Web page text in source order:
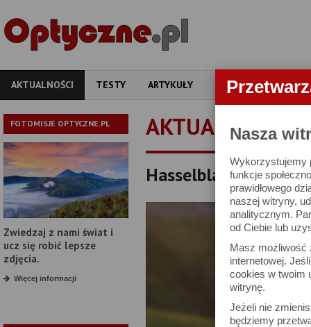
Nasza
Wykorzystujemy
funkcje
prawidłowego
naszej witryny,
analitycznym.
od Ciebie lub
Masz możliwość
internetowej.
cookies w twoim
witrynę.
Jeżeli nie
będziemy
AKTUALNOŚCI TESTY ARTYKUŁY APARATY
FOTOMISJE OPTYCZNE.PL
Zwiedzaj z nami świat i
ucz się robić lepsze
zdjęcia.
Więcej informacji
AKTUALNOŚCI
Hasselblad X2D II